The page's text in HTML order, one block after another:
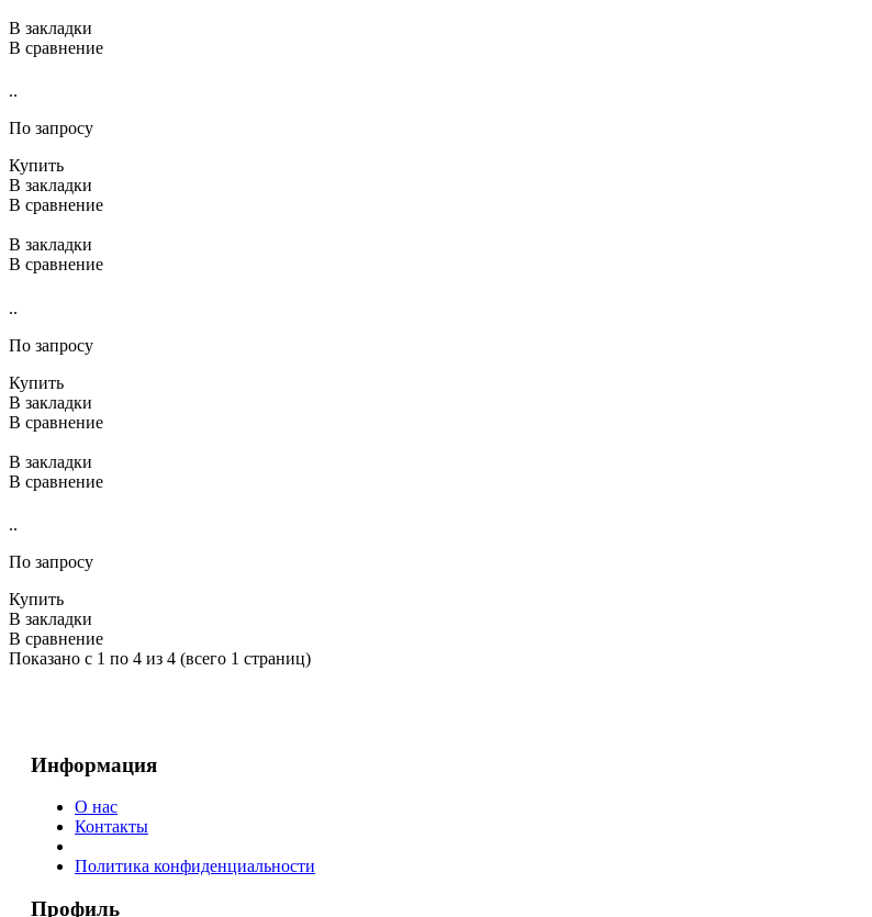
В закладки
В сравнение
..
По запросу
Купить
В закладки
В сравнение
В закладки
В сравнение
..
По запросу
Купить
В закладки
В сравнение
В закладки
В сравнение
..
По запросу
Купить
В закладки
В сравнение
Показано с 1 по 4 из 4 (всего 1 страниц)
Информация
О нас
Контакты
Политика конфиденциальности
Профиль